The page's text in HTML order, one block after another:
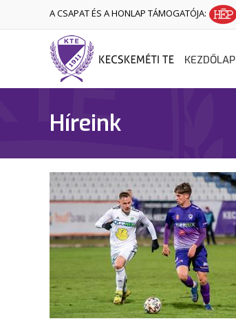
A CSAPAT ÉS A HONLAP TÁMOGATÓJA:
KEZDŐLAP
Híreink